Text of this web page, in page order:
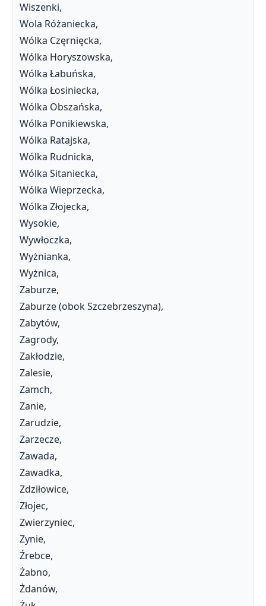
Wiszenki,
Wola Różaniecka,
Wólka Częrnięcka,
Wólka Horyszowska,
Wólka Łabuńska,
Wólka Łosiniecka,
Wólka Obszańska,
Wólka Ponikiewska,
Wólka Ratajska,
Wólka Rudnicka,
Wólka Sitaniecka,
Wólka Wieprzecka,
Wólka Złojecka,
Wysokie,
Wywłoczka,
Wyżnianka,
Wyżnica,
Zaburze,
Zaburze (obok Szczebrzeszyna),
Zabytów,
Zagrody,
Zakłodzie,
Zalesie,
Zamch,
Zanie,
Zarudzie,
Zarzecze,
Zawada,
Zawadka,
Zdziłowice,
Złojec,
Zwierzyniec,
Zynie,
Źrebce,
Żabno,
Żdanów,